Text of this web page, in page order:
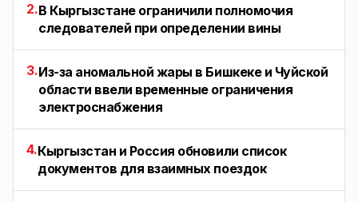
2.В Кыргызстане ограничили полномочия
следователей при определении вины
3.Из-за аномальной жары в Бишкеке и Чуйской
области ввели временные ограничения
электроснабжения
4.Кыргызстан и Россия обновили список
документов для взаимных поездок